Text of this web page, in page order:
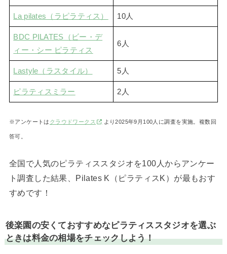
La pilates（ラピラティス） 10人
BDC PILATES（ビー・デ
ィー・シー ピラティス
6人
Lastyle（ラスタイル） 5人
ピラティスミラー 2人
※アンケートは クラウドワークス より2025年9月100人に調査を実施。複数回
答可。
全国で人気のピラティススタジオを100人からアンケー
ト調査した結果、Pilates K（ピラティスK）が最もおす
すめです！
後楽園の安くておすすめなピラティススタジオを選ぶ
ときは料金の相場をチェックしよう！